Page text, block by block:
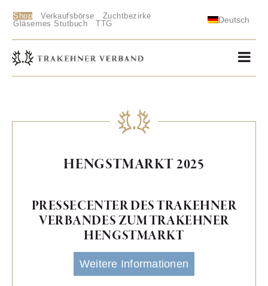
Shop Verkaufsbörse
Zuchtbezirke
Gläsernes Stutbuch
TTG Deutsch
HENGSTMARKT 2025
PRESSECENTER DES TRAKEHNER
VERBANDES ZUM TRAKEHNER
HENGSTMARKT
Weitere Informationen